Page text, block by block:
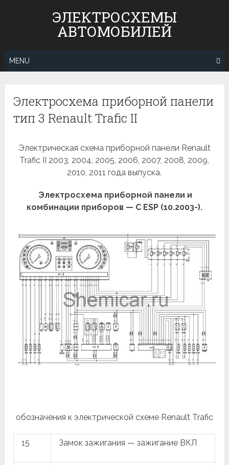
ЭЛЕКТРОСХЕМЫ
АВТОМОБИЛЕЙ
MENU
Электросхема приборной панели
тип 3 Renault Trafic II
Электрическая схема приборной панели Renault
Trafic II 2003, 2004, 2005, 2006, 2007, 2008, 2009,
2010, 2011 года выпуска.
Электросхема приборной панели и
комбинации приборов — С ESP (10.2003-).
обозначения к электрической схеме Renault Trafic
15 Замок зажигания — зажигание ВКЛ